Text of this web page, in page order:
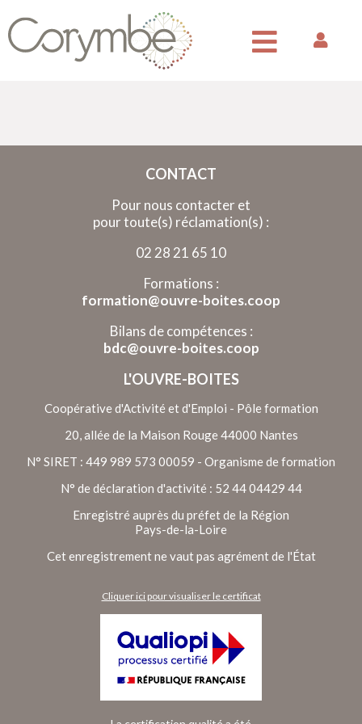
CONTACT
Pour nous contacter et
pour toute(s) réclamation(s) :
02 28 21 65 10
Formations :
formation@ouvre-boites.coop
Bilans de compétences :
bdc@ouvre-boites.coop
L'OUVRE-BOITES
Coopérative d'Activité et d'Emploi - Pôle formation
20, allée de la Maison Rouge 44000 Nantes
N° SIRET : 449 989 573 00059 - Organisme de formation
N° de déclaration d'activité : 52 44 04429 44
Enregistré auprès du préfet de la Région
Pays-de-la-Loire
Cet enregistrement ne vaut pas agrément de l'État
Cliquer ici pour visualiser le certificat